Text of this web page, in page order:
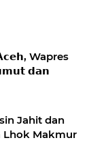
Wapres
𝗱𝗮𝗻
Jahit dan
Lhok Makmur